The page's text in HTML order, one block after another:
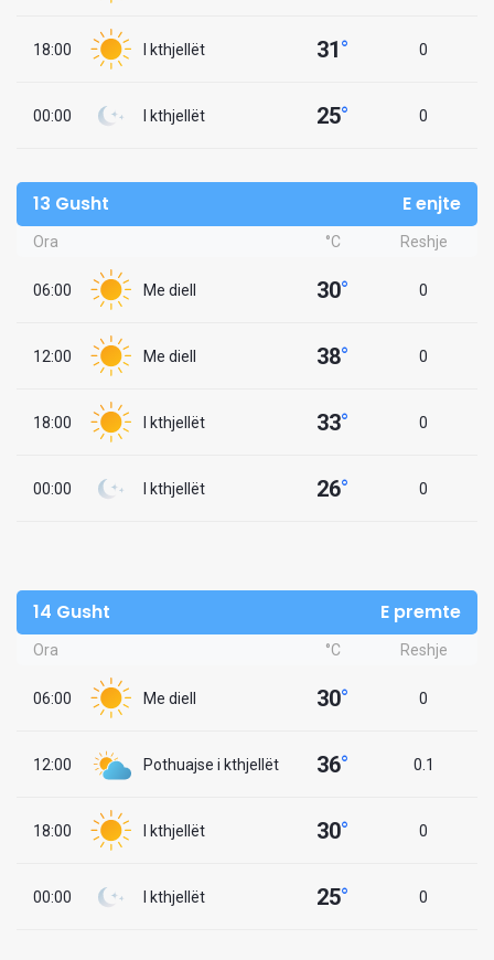
18:00 I kthjellët 31° 0
00:00 I kthjellët 25° 0
13 Gusht E enjte
Ora °C Reshje
06:00 Me diell 30° 0
12:00 Me diell 38° 0
18:00 I kthjellët 33° 0
00:00 I kthjellët 26° 0
14 Gusht E premte
Ora °C Reshje
06:00 Me diell 30° 0
12:00 Pothuajse i kthjellët 36° 0.1
18:00 I kthjellët 30° 0
00:00 I kthjellët 25° 0